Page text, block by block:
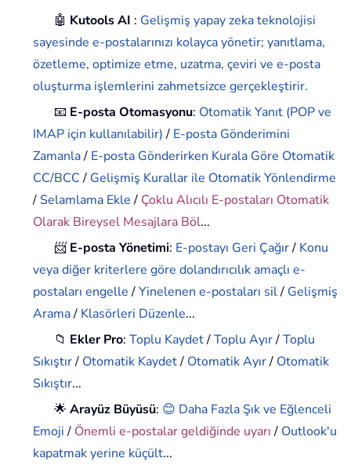
🤖 Kutools AI : Gelişmiş yapay zeka teknolojisi
sayesinde e-postalarınızı kolayca yönetir; yanıtlama,
özetleme, optimize etme, uzatma, çeviri ve e-posta
oluşturma işlemlerini zahmetsizce gerçekleştirir.
📧 E-posta Otomasyonu: Otomatik Yanıt (POP ve
IMAP için kullanılabilir)/ E-posta Gönderimini
Zamanla/ E-posta Gönderirken Kurala Göre Otomatik
CC/BCC/ Gelişmiş Kurallar ile Otomatik Yönlendirme
/ Selamlama Ekle/ Çoklu Alıcılı E-postaları Otomatik
Olarak Bireysel Mesajlara Böl...
📨 E-posta Yönetimi: E-postayı Geri Çağır/ Konu
veya diğer kriterlere göre dolandırıcılık amaçlı e-
postaları engelle/Yinelenen e-postaları sil/ Gelişmiş
Arama/ Klasörleri Düzenle...
📁 Ekler Pro:Toplu Kaydet/Toplu Ayır/Toplu
Sıkıştır/ Otomatik Kaydet/ Otomatik Ayır/ Otomatik
Sıkıştır...
🌟Arayüz Büyüsü: 😊 Daha Fazla Şık ve Eğlenceli
Emoji/ Önemli e-postalar geldiğinde uyarı/ Outlook'u
kapatmak yerine küçült...